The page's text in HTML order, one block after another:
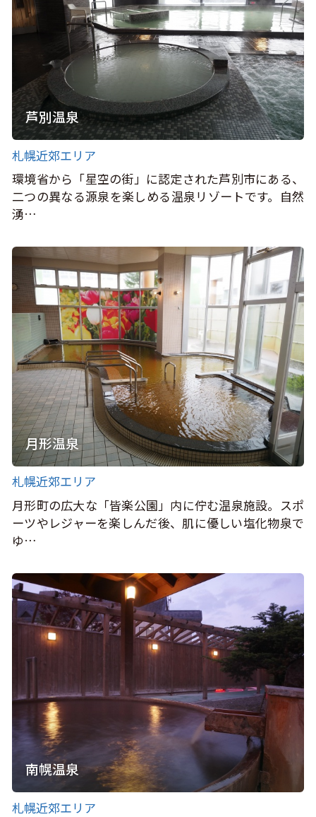
芦別温泉
札幌近郊エリア
環境省から「星空の街」に認定された芦別市にある、
二つの異なる源泉を楽しめる温泉リゾートです。自然
湧…
月形温泉
札幌近郊エリア
月形町の広大な「皆楽公園」内に佇む温泉施設。スポ
ーツやレジャーを楽しんだ後、肌に優しい塩化物泉で
ゆ…
南幌温泉
札幌近郊エリア